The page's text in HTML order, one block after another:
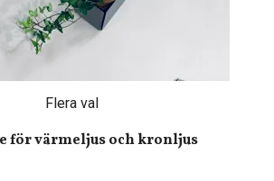
Flera val
för värmeljus och kronljus